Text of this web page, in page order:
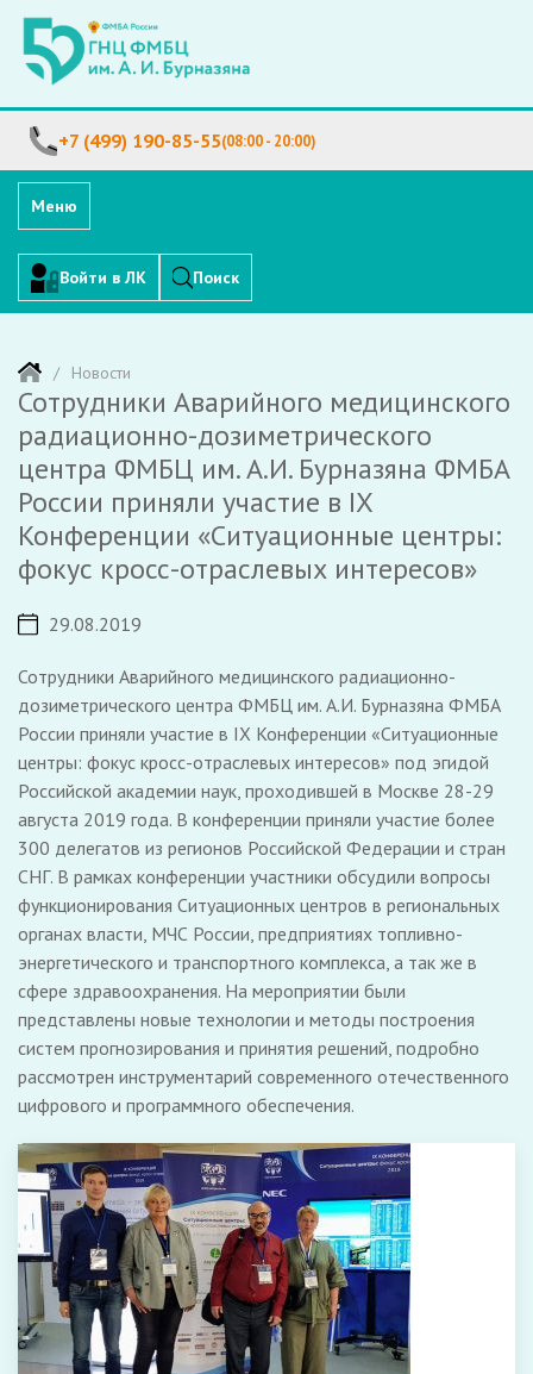
+7 (499) 190-85-55(08:00 - 20:00)
Меню
Войти в ЛК Поиск
Новости
Сотрудники Аварийного медицинского
радиационно-дозиметрического
центра ФМБЦ им. А.И. Бурназяна ФМБА
России приняли участие в IX
Конференции «Ситуационные центры:
фокус кросс-отраслевых интересов»
29.08.2019
Сотрудники Аварийного медицинского радиационно-
дозиметрического центра ФМБЦ им. А.И. Бурназяна ФМБА
России приняли участие в IX Конференции «Ситуационные
центры: фокус кросс-отраслевых интересов» под эгидой
Российской академии наук, проходившей в Москве 28-29
августа 2019 года. В конференции приняли участие более
300 делегатов из регионов Российской Федерации и стран
СНГ. В рамках конференции участники обсудили вопросы
функционирования Ситуационных центров в региональных
органах власти, МЧС России, предприятиях топливно-
энергетического и транспортного комплекса, а так же в
сфере здравоохранения. На мероприятии были
представлены новые технологии и методы построения
систем прогнозирования и принятия решений, подробно
рассмотрен инструментарий современного отечественного
цифрового и программного обеспечения.